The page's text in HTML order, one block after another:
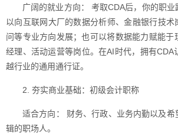
广阔的就业方向： 考取CDA后，你的职
以向互联网大厂的数据分析师、金融银行技
问等专业方向发展；也可以将数据能力赋能于
经理、活动运营等岗位。在AI时代，拥有CDA
越行业的通用通行证。
2. 夯实商业基础：初级会计职称
适合方向： 财务、行政、业务内勤以及希
辑的职场人。